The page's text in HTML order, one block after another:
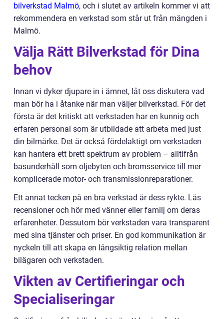
bilverkstad Malmö, och i slutet av artikeln kommer vi att
rekommendera en verkstad som står ut från mängden i
Malmö.
Välja Rätt Bilverkstad för Dina
behov
Innan vi dyker djupare in i ämnet, låt oss diskutera vad
man bör ha i åtanke när man väljer bilverkstad. För det
första är det kritiskt att verkstaden har en kunnig och
erfaren personal som är utbildade att arbeta med just
din bilmärke. Det är också fördelaktigt om verkstaden
kan hantera ett brett spektrum av problem – alltifrån
basunderhåll som oljebyten och bromsservice till mer
komplicerade motor- och transmissionreparationer.
Ett annat tecken på en bra verkstad är dess rykte. Läs
recensioner och hör med vänner eller familj om deras
erfarenheter. Dessutom bör verkstaden vara transparent
med sina tjänster och priser. En god kommunikation är
nyckeln till att skapa en långsiktig relation mellan
bilägaren och verkstaden.
Vikten av Certifieringar och
Specialiseringar